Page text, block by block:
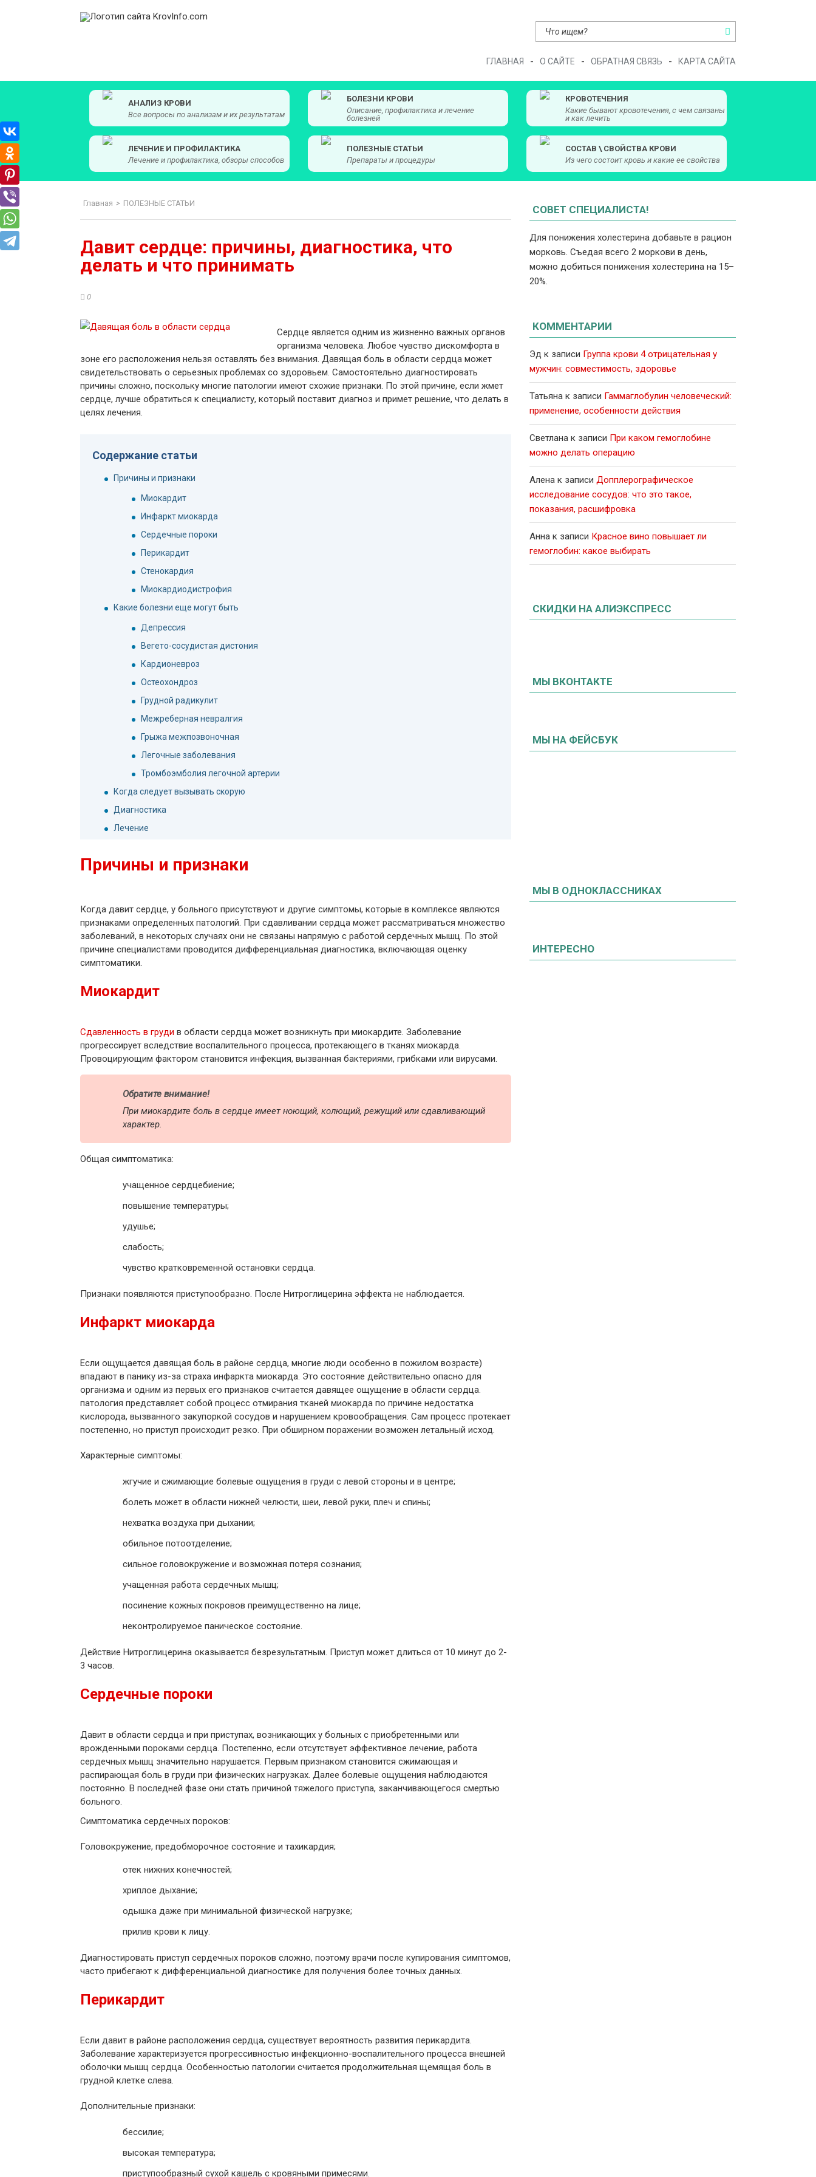
ГЛАВНАЯ О САЙТЕ ОБРАТНАЯ СВЯЗЬ КАРТА САЙТА
АНАЛИЗ КРОВИ
Все вопросы по анализам и их результатам
БОЛЕЗНИ КРОВИ
Описание, профилактика и лечение
болезней
КРОВОТЕЧЕНИЯ
Какие бывают кровотечения, с чем связаны
и как лечить
ЛЕЧЕНИЕ И ПРОФИЛАКТИКА
Лечение и профилактика, обзоры способов
ПОЛЕЗНЫЕ СТАТЬИ
Препараты и процедуры
СОСТАВ \ СВОЙСТВА КРОВИ
Из чего состоит кровь и какие ее свойства
Главная > ПОЛЕЗНЫЕ СТАТЬИ
Давит сердце: причины, диагностика, что
делать и что принимать
0
Сердце является одним из жизненно важных органов
организма человека. Любое чувство дискомфорта в
зоне его расположения нельзя оставлять без внимания. Давящая боль в области сердца может
свидетельствовать о серьезных проблемах со здоровьем. Самостоятельно диагностировать
причины сложно, поскольку многие патологии имеют схожие признаки. По этой причине, если жмет
сердце, лучше обратиться к специалисту, который поставит диагноз и примет решение, что делать в
целях лечения.
Содержание статьи
Причины и признаки
Миокардит
Инфаркт миокарда
Сердечные пороки
Перикардит
Стенокардия
Миокардиодистрофия
Какие болезни еще могут быть
Депрессия
Вегето-сосудистая дистония
Кардионевроз
Остеохондроз
Грудной радикулит
Межреберная невралгия
Грыжа межпозвоночная
Легочные заболевания
Тромбоэмболия легочной артерии
Когда следует вызывать скорую
Диагностика
Лечение
Причины и признаки
Когда давит сердце, у больного присутствуют и другие симптомы, которые в комплексе являются
признаками определенных патологий. При сдавливании сердца может рассматриваться множество
заболеваний, в некоторых случаях они не связаны напрямую с работой сердечных мышц. По этой
причине специалистами проводится дифференциальная диагностика, включающая оценку
симптоматики.
Миокардит
Сдавленность в груди в области сердца может возникнуть при миокардите. Заболевание
прогрессирует вследствие воспалительного процесса, протекающего в тканях миокарда.
Провоцирующим фактором становится инфекция, вызванная бактериями, грибками или вирусами.
Обратите внимание!
При миокардите боль в сердце имеет ноющий, колющий, режущий или сдавливающий
характер.
Общая симптоматика:
учащенное сердцебиение;
повышение температуры;
удушье;
слабость;
чувство кратковременной остановки сердца.
Признаки появляются приступообразно. После Нитроглицерина эффекта не наблюдается.
Инфаркт миокарда
Если ощущается давящая боль в районе сердца, многие люди особенно в пожилом возрасте)
впадают в панику из-за страха инфаркта миокарда. Это состояние действительно опасно для
организма и одним из первых его признаков считается давящее ощущение в области сердца.
патология представляет собой процесс отмирания тканей миокарда по причине недостатка
кислорода, вызванного закупоркой сосудов и нарушением кровообращения. Сам процесс протекает
постепенно, но приступ происходит резко. При обширном поражении возможен летальный исход.
Характерные симптомы:
жгучие и сжимающие болевые ощущения в груди с левой стороны и в центре;
болеть может в области нижней челюсти, шеи, левой руки, плеч и спины;
нехватка воздуха при дыхании;
обильное потоотделение;
сильное головокружение и возможная потеря сознания;
учащенная работа сердечных мышц;
посинение кожных покровов преимущественно на лице;
неконтролируемое паническое состояние.
Действие Нитроглицерина оказывается безрезультатным. Приступ может длиться от 10 минут до 2-
3 часов.
Сердечные пороки
Давит в области сердца и при приступах, возникающих у больных с приобретенными или
врожденными пороками сердца. Постепенно, если отсутствует эффективное лечение, работа
сердечных мышц значительно нарушается. Первым признаком становится сжимающая и
распирающая боль в груди при физических нагрузках. Далее болевые ощущения наблюдаются
постоянно. В последней фазе они стать причиной тяжелого приступа, заканчивающегося смертью
больного.
Симптоматика сердечных пороков:
Головокружение, предобморочное состояние и тахикардия;
отек нижних конечностей;
хриплое дыхание;
одышка даже при минимальной физической нагрузке;
прилив крови к лицу.
Диагностировать приступ сердечных пороков сложно, поэтому врачи после купирования симптомов,
часто прибегают к дифференциальной диагностике для получения более точных данных.
Перикардит
Если давит в районе расположения сердца, существует вероятность развития перикардита.
Заболевание характеризуется прогрессивностью инфекционно-воспалительного процесса внешней
оболочки мышц сердца. Особенностью патологии считается продолжительная щемящая боль в
грудной клетке слева.
Дополнительные признаки:
бессилие;
высокая температура;
приступообразный сухой кашель с кровяными примесями.
СОВЕТ СПЕЦИАЛИСТА!
Для понижения холестерина добавьте в рацион
морковь. Съедая всего 2 моркови в день,
можно добиться понижения холестерина на 15–
20%.
КОММЕНТАРИИ
Эд к записи Группа крови 4 отрицательная у
мужчин: совместимость, здоровье
Татьяна к записи Гаммаглобулин человеческий:
применение, особенности действия
Светлана к записи При каком гемоглобине
можно делать операцию
Алена к записи Допплерографическое
исследование сосудов: что это такое,
показания, расшифровка
Анна к записи Красное вино повышает ли
гемоглобин: какое выбирать
СКИДКИ НА АЛИЭКСПРЕСС
МЫ ВКОНТАКТЕ
МЫ НА ФЕЙСБУК
МЫ В ОДНОКЛАССНИКАХ
ИНТЕРЕСНО